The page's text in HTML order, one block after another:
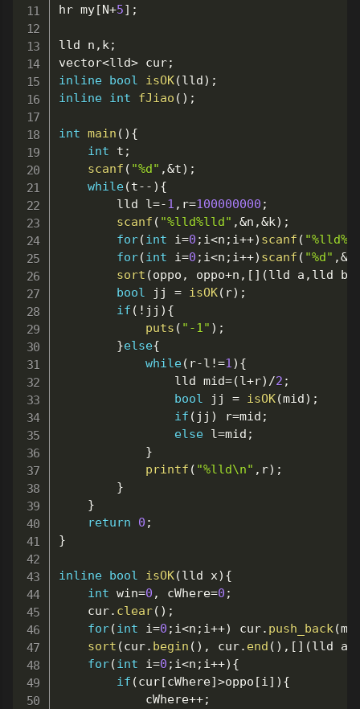
hr my[N+5] ;
lld n , k;
vector<lld> cur;
inline bool isOK(lld) ;
inline int fJiao ( ) ;
int main ( ) {
int t ;
scanf ( "%d" ,&t) ;
while(t-- ) {
		lld l
=-1 , r=100000000 ;
scanf ( "%lld%lld" ,&n ,&k) ;
for(int i=0 ; i<n ; i++) scanf (
for(int i=0 ; i<n ; i++) scanf ( "%d" ,&
sort (oppo , oppo+n , [ ] (lld a , lld b
bool jj = isOK( r) ;
if ( ! jj ) {
puts ( "-1" ) ;
}else{
while( r-l !=1) {
				lld mid
=(l+r) /2 ;
bool jj = isOK(mid) ;
if ( jj ) r=mid ;
else l=mid ;
}
printf ( "%lld\n" , r) ;
}
}
return
0 ;
}
inline bool isOK(lld x) {
int win=0 , cWhere=0 ;
	cur
. clear( ) ;
for(int i=0 ; i<n ; i++) cur. push_back(my
sort (cur. begin ( ) , cur. end ( ) , [ ] (lld a
for(int i=0 ; i<n ; i++) {
if (cur[cWhere]>oppo [i] ) {
			cWhere
++;